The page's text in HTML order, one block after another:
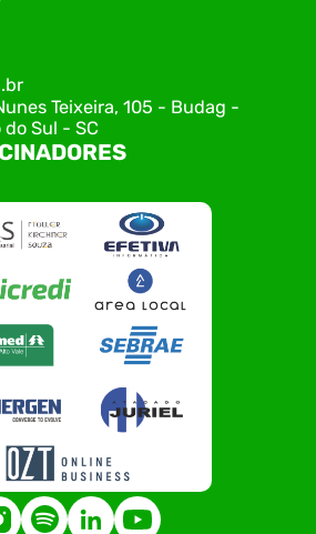
Teixeira, 105 - Budag -
Sul - SC